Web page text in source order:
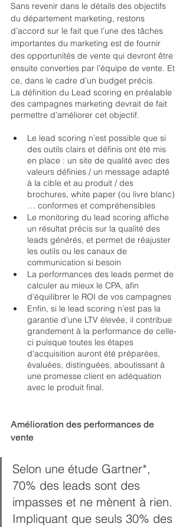
Sans revenir dans le détails des objectifs
du département marketing, restons
d’accord sur le fait que l’une des tâches
importantes du marketing est de fournir
des opportunités de vente qui devront être
ensuite converties par l’équipe de vente. Et
ce, dans le cadre d’un budget précis.
La définition du Lead scoring en préalable
des campagnes marketing devrait de fait
permettre d’améliorer cet objectif.
Le lead scoring n’est possible que si
des outils clairs et définis ont été mis
en place : un site de qualité avec des
valeurs définies / un message adapté
à la cible et au produit / des
brochures, white paper (ou livre blanc)
… conformes et compréhensibles
Le monitoring du lead scoring affiche
un résultat précis sur la qualité des
leads générés, et permet de réajuster
les outils ou les canaux de
communication si besoin
La performances des leads permet de
calculer au mieux le CPA, afin
d’équilibrer le ROI de vos campagnes
Enfin, si le lead scoring n’est pas la
garantie d’une LTV élevée, il contribue
grandement à la performance de celle-
ci puisque toutes les étapes
d'acquisition auront été préparées,
évaluées, distinguées, aboutissant à
une promesse client en adéquation
avec le produit final.
Amélioration des performances de
vente
Selon une étude Gartner*,
70% des leads sont des
impasses et ne mènent à rien.
Impliquant que seuls 30% des